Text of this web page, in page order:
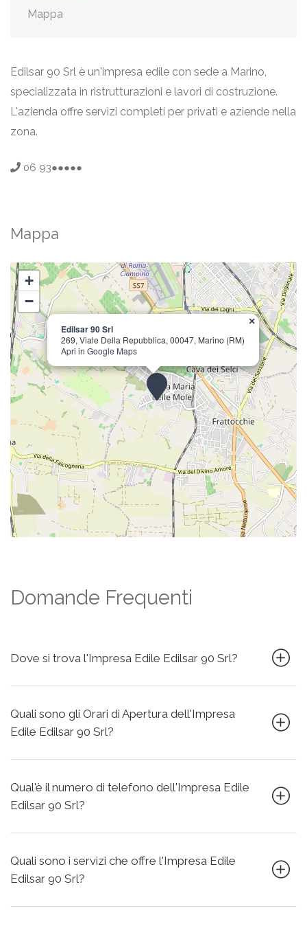
Mappa
Edilsar 90 Srl è un'impresa edile con sede a Marino,
specializzata in ristrutturazioni e lavori di costruzione.
L'azienda offre servizi completi per privati e aziende nella
zona.
06 93●●●●●
Mappa
Edilsar 90 Srl
269, Viale Della Repubblica, 00047, Marino (RM)
Apri in Google Maps
×
+
−
Domande Frequenti
Dove si trova l'Impresa Edile Edilsar 90 Srl?
Quali sono gli Orari di Apertura dell'Impresa
Edile Edilsar 90 Srl?
Qual'è il numero di telefono dell'Impresa Edile
Edilsar 90 Srl?
Quali sono i servizi che offre l'Impresa Edile
Edilsar 90 Srl?